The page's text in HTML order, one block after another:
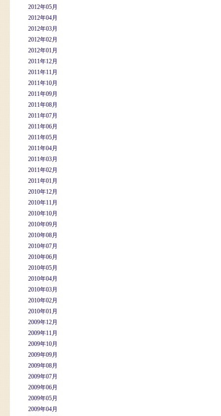
2012年05月
2012年04月
2012年03月
2012年02月
2012年01月
2011年12月
2011年11月
2011年10月
2011年09月
2011年08月
2011年07月
2011年06月
2011年05月
2011年04月
2011年03月
2011年02月
2011年01月
2010年12月
2010年11月
2010年10月
2010年09月
2010年08月
2010年07月
2010年06月
2010年05月
2010年04月
2010年03月
2010年02月
2010年01月
2009年12月
2009年11月
2009年10月
2009年09月
2009年08月
2009年07月
2009年06月
2009年05月
2009年04月